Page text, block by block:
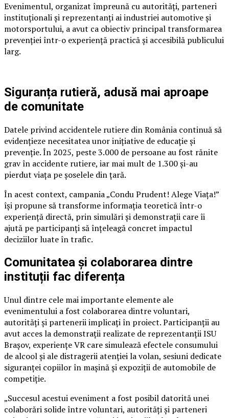
Evenimentul, organizat împreună cu autorități, parteneri
instituționali și reprezentanți ai industriei automotive și
motorsportului, a avut ca obiectiv principal transformarea
prevenției într-o experiență practică și accesibilă publicului
larg.
Siguranța rutieră, adusă mai aproape
de comunitate
Datele privind accidentele rutiere din România continuă să
evidențieze necesitatea unor inițiative de educație și
prevenție. În 2025, peste 3.000 de persoane au fost rănite
grav în accidente rutiere, iar mai mult de 1.300 și-au
pierdut viața pe șoselele din țară.
În acest context, campania „Condu Prudent! Alege Viața!”
își propune să transforme informația teoretică într-o
experiență directă, prin simulări și demonstrații care îi
ajută pe participanți să înțeleagă concret impactul
deciziilor luate în trafic.
Comunitatea și colaborarea dintre
instituții fac diferența
Unul dintre cele mai importante elemente ale
evenimentului a fost colaborarea dintre voluntari,
autorități și partenerii implicați în proiect. Participanții au
avut acces la demonstrații realizate de reprezentanții ISU
Brașov, experiențe VR care simulează efectele consumului
de alcool și ale distragerii atenției la volan, sesiuni dedicate
siguranței copiilor în mașină și expoziții de automobile de
competiție.
„Succesul acestui eveniment a fost posibil datorită unei
colaborări solide între voluntari, autorități și parteneri